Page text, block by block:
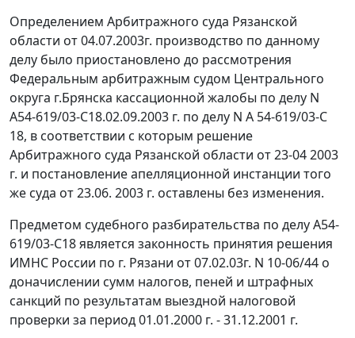
Определением Арбитражного суда Рязанской
области от 04.07.2003г. производство по данному
делу было приостановлено до рассмотрения
Федеральным арбитражным судом Центрального
округа г.Брянска кассационной жалобы по делу N
А54-619/03-С18.02.09.2003 г. по делу N А 54-619/03-С
18, в соответствии с которым решение
Арбитражного суда Рязанской области от 23-04 2003
г. и постановление апелляционной инстанции того
же суда от 23.06. 2003 г. оставлены без изменения.
Предметом судебного разбирательства по делу А54-
619/03-С18 является законность принятия решения
ИМНС России по г. Рязани от 07.02.03г. N 10-06/44 о
доначислении сумм налогов, пеней и штрафных
санкций по результатам выездной налоговой
проверки за период 01.01.2000 г. - 31.12.2001 г.